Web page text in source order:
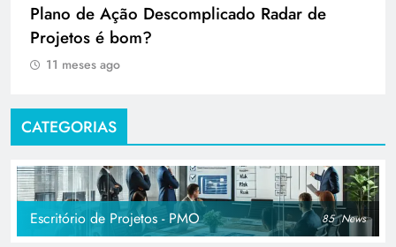
Plano de Ação Descomplicado Radar de
Projetos é bom?
11 meses ago
CATEGORIAS
Escritório de Projetos - PMO 85 News